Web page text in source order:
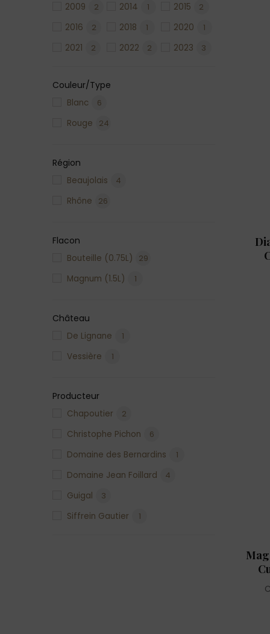
2009
2 2014 1 2015
2
2016
2 2018 1 2020
1
2021
2 2022 2 2023 3
Couleur/Type
Blanc
6
Rouge
24
Région
Beaujolais
4
Rhône
26
Flacon
Bouteille (0.75L)
29
Magnum (1.5L)
1
Château
De Lignane
1
Vessière
1
Producteur
Chapoutier
2
Christophe Pichon
6
Domaine des Bernardins
1
Domaine Jean Foillard
4
Guigal
3
Siffrein Gautier
1